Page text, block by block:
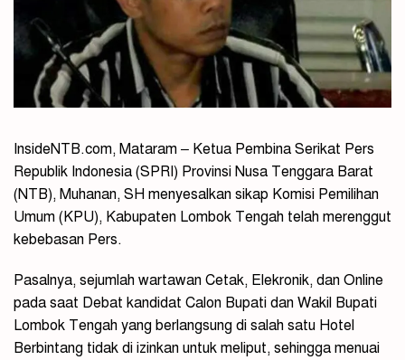
InsideNTB.com, Mataram – Ketua Pembina Serikat Pers
Republik Indonesia (SPRI) Provinsi Nusa Tenggara Barat
(NTB), Muhanan, SH menyesalkan sikap Komisi Pemilihan
Umum (KPU), Kabupaten Lombok Tengah telah merenggut
kebebasan Pers.
Pasalnya, sejumlah wartawan Cetak, Elekronik, dan Online
pada saat Debat kandidat Calon Bupati dan Wakil Bupati
Lombok Tengah yang berlangsung di salah satu Hotel
Berbintang tidak di izinkan untuk meliput, sehingga menuai